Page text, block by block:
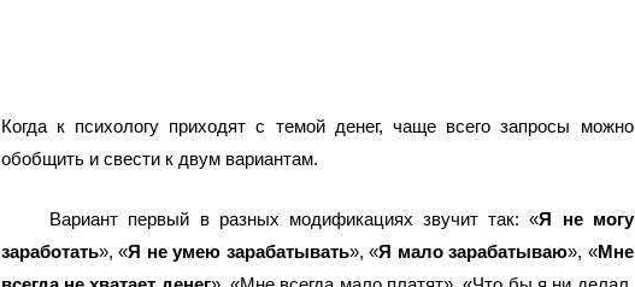
Когда к психологу приходят с темой денег, чаще всего запросы можно
обобщить и свести к двум вариантам.
Вариант первый в разных модификациях звучит так: «Я не могу
заработать», «Я не умею зарабатывать», «Я мало зарабатываю», «Мне